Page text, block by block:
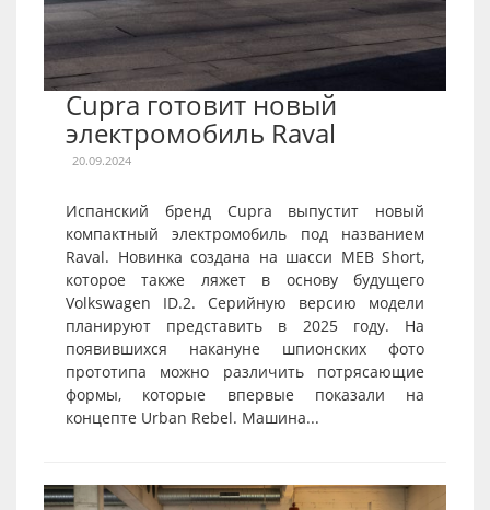
Cupra готовит новый
электромобиль Raval
20.09.2024
Испанский бренд Cupra выпустит новый
компактный электромобиль под названием
Raval. Новинка создана на шасси MEB Short,
которое также ляжет в основу будущего
Volkswagen ID.2. Серийную версию модели
планируют представить в 2025 году. На
появившихся накануне шпионских фото
прототипа можно различить потрясающие
формы, которые впервые показали на
концепте Urban Rebel. Машина...